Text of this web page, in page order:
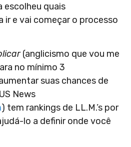
escolheu quais
ir e vai começar o processo
(anglicismo que vou me
no mínimo 3
suas chances de
News
) tem rankings de LL.M.’s por
lo a definir onde você